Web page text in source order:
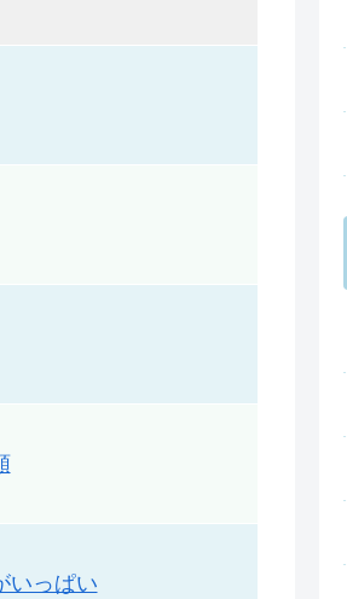
いっぱい